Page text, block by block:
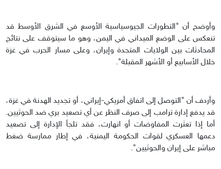
وأوضح أن "التطورات الجيوسياسية الأوسع في الشرق الأوسط قد
تنعكس على الوضع الميداني في اليمن، وهو ما سيتوقف على نتائج
المحادثات بين الولايات المتحدة وإيران، وعلى مسار الحرب في غزة
خلال الأسابيع أو الأشهر المقبلة".
وأردف أن "التوصل إلى اتفاق أمريكي-إيراني، أو تجديد الهدنة في غزة،
قد يدفع إدارة ترامب إلى صرف النظر عن أي تصعيد بري ضد الحوثيين.
أما إذا تعثرت المفاوضات أو انهارت، فقد تلجأ الإدارة إلى تصعيد
دعمها العسكري لقوات الحكومة اليمنية، في إطار ممارسة ضغط
مباشر على إيران والحوثيين".